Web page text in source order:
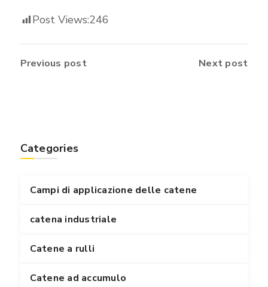
Post Views:246
Previous post Next post
Categories
Campi di applicazione delle catene
catena industriale
Catene a rulli
Catene ad accumulo